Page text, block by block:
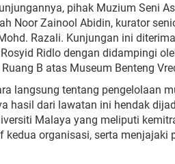
pihak Muzium Seni
Noor Zainool Abidin, kurator
Razali. Kunjungan ini diterima
Ridlo dengan didampingi
B atas Museum Benteng
langsung tentang pengelolaan
hasil dari lawatan ini hendak
Malaya yang meliputi
kedua organisasi, serta menjajaki